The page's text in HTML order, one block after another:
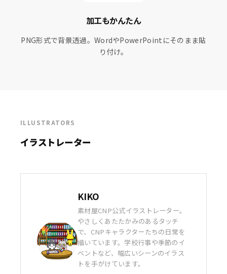
加工もかんたん
PNG形式で背景透過。WordやPowerPointにそのまま貼
り付け。
ILLUSTRATORS
イラストレーター
KIKO
素材屋CNP公式イラストレーター。
やさしくあたたかみのあるタッチ
で、CNPキャラクターたちの日常を
描いています。学校行事や季節のイ
ベントなど、幅広いシーンのイラス
トを手がけています。